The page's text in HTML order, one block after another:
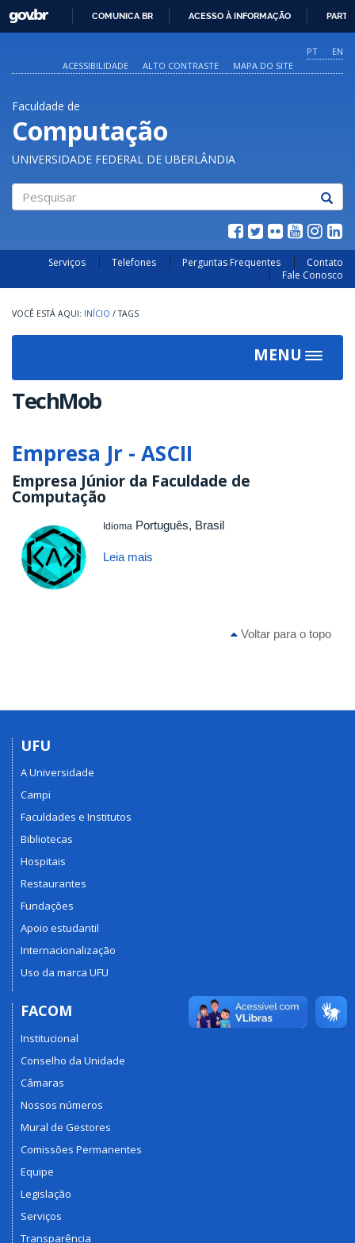
O
CONTEÚDO
GOVBR
COMUNICA BR ACESSO À INFORMAÇÃO
PT
EN
ACESSIBILIDADE
ALTO CONTRASTE MAPA DO SITE
Faculdade de
Computação
UNIVERSIDADE FEDERAL DE UBERLÂNDIA
Serviços Telefones Perguntas Frequentes
Contato
Fale Conosco
INÍCIO / TAGS
MENU
Toggle
TechMob
Empresa Jr - ASCII
Empresa Júnior da Faculdade de
Computação
Idioma Português, Brasil
Leia mais
Voltar para o topo
UFU
A Universidade
Campi
Faculdades e Institutos
Bibliotecas
Hospitais
Restaurantes
Fundações
Apoio estudantil
Internacionalização
Uso da marca UFU
FACOM
Institucional
Conselho da Unidade
Câmaras
Nossos números
Mural de Gestores
Comissões Permanentes
Equipe
Legislação
Serviços
Transparência